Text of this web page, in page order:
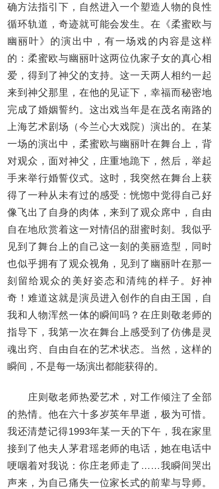
确方法指引下，自然进入一个塑造人物的良性
循环轨道，奇迹就可能会发生。在《柔蜜欧与
幽丽叶》的演出中，有一场戏的内容是这样
的：柔蜜欧与幽丽叶这两位仇家子女的真心相
爱，得到了神父的支持。这一天两人相约一起
来到神父那里，在他的见证下，幸福而秘密地
完成了婚姻誓约。这出戏当年是在茂名南路的
上海艺术剧场（今兰心大戏院）演出的。在某
一场的演出中，柔蜜欧与幽丽叶在舞台上，背
对观众，面对神父，庄重地跪下，然后，举起
手来举行婚誓仪式。这时，我突然在舞台上获
得了一种从未有过的感受：恍惚中觉得自己好
像飞出了自身的肉体，来到了观众席中，自由
自在地欣赏着这一对情侣的甜蜜时刻。我似乎
见到了舞台上的自己这一刻的美丽造型，同时
也似乎拥有了观众视角，见到了幽丽叶在那一
刻留给观众的美好姿态和清纯的样子。好神
奇！难道这就是演员进入创作的自由王国，自
我和人物浑然一体的瞬间吗？在庄则敬老师的
指导下，我第一次在舞台上感受到了仿佛是灵
魂出窍、自由自在的艺术状态。当然，这样的
瞬间，不是每一场演出都能获得的。
庄则敬老师热爱艺术，对工作倾注了全部
的热情。他在六十多岁英年早逝，极为可惜。
我还清楚记得1993年某一天的下午，我在家里
接到了他夫人茅君瑶老师的电话，她在电话中
哽咽着对我说：你庄老师走了……我瞬间哭出
声来，为自己痛失一位家长式的前辈与导师。